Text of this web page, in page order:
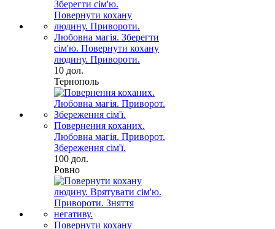
Любовна магія. Зберегти
сім'ю. Повернути кохану
людину. Привороти.
10 дол.
Тернополь
Повернення коханих.
Любовна магія. Приворот.
Збереження сім'ї.
100 дол.
Ровно
Повернути кохану